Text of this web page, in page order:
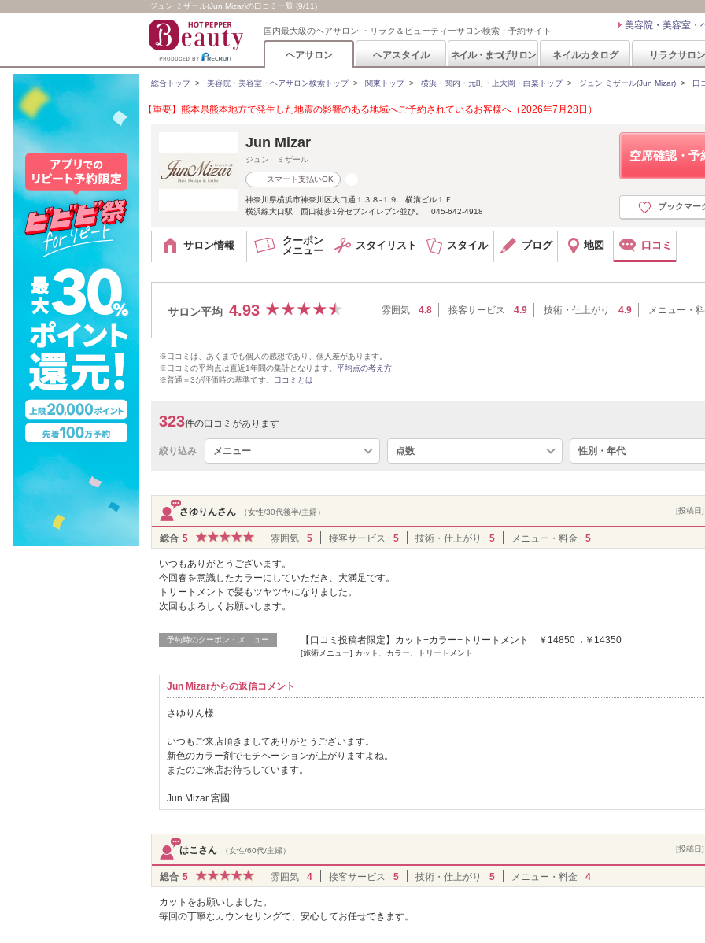
ジュン ミザール(Jun Mizar)の口コミ一覧 (9/11)
国内最大級のヘアサロン ・リラク＆ビューティーサロン検索・予約サイト 美容院・美容室・
ヘアサロン ヘアスタイル ネイル・まつげサロン ネイルカタログ リラクサロン
総合トップ> 美容院・美容室・ヘアサロン検索トップ> 関東トップ> 横浜・関内・元町・上大岡・白楽トップ> ジュン ミザール(Jun Mizar) > 口
【重要】熊本県熊本地方で発生した地震の影響のある地域へご予約されているお客様へ（2026年7月28日）
空席確認・予
ブックマー
Jun Mizar
ジュン ミザール
スマート支払いOK
神奈川県横浜市神奈川区大口通１３８‐１９ 横溝ビル１Ｆ
横浜線大口駅 西口徒歩1分セブンイレブン並び。 045-642-4918
サロン情報
クーポン
メニュー
スタイリスト スタイル ブログ 地図 口コミ
サロン平均 4.93 雰囲気 4.8 接客サービス 4.9 技術・仕上がり 4.9 メニュー・
※口コミは、あくまでも個人の感想であり、個人差があります。
※口コミの平均点は直近1年間の集計となります。 平均点の考え方
※普通＝3が評価時の基準です。 口コミとは
323件の口コミがあります
絞り込み メニュー 点数 性別・年代
さゆりんさん （女性/30代後半/主婦） [投稿日
総合 5 雰囲気 5 接客サービス 5 技術・仕上がり 5 メニュー・料金 5
いつもありがとうございます。
今回春を意識したカラーにしていただき、大満足です。
トリートメントで髪もツヤツヤになりました。
次回もよろしくお願いします。
予約時のクーポン・メニュー 【口コミ投稿者限定】カット+カラー+トリートメント ￥14850→￥14350
[施術メニュー] カット、カラー、トリートメント
Jun Mizarからの返信コメント
さゆりん様
いつもご来店頂きましてありがとうございます。
新色のカラー剤でモチベーションが上がりますよね。
またのご来店お待ちしています。
Jun Mizar 宮國
はこさん （女性/60代/主婦） [投稿日
総合 5 雰囲気 4 接客サービス 5 技術・仕上がり 5 メニュー・料金 4
カットをお願いしました。
毎回の丁寧なカウンセリングで、安心してお任せできます。